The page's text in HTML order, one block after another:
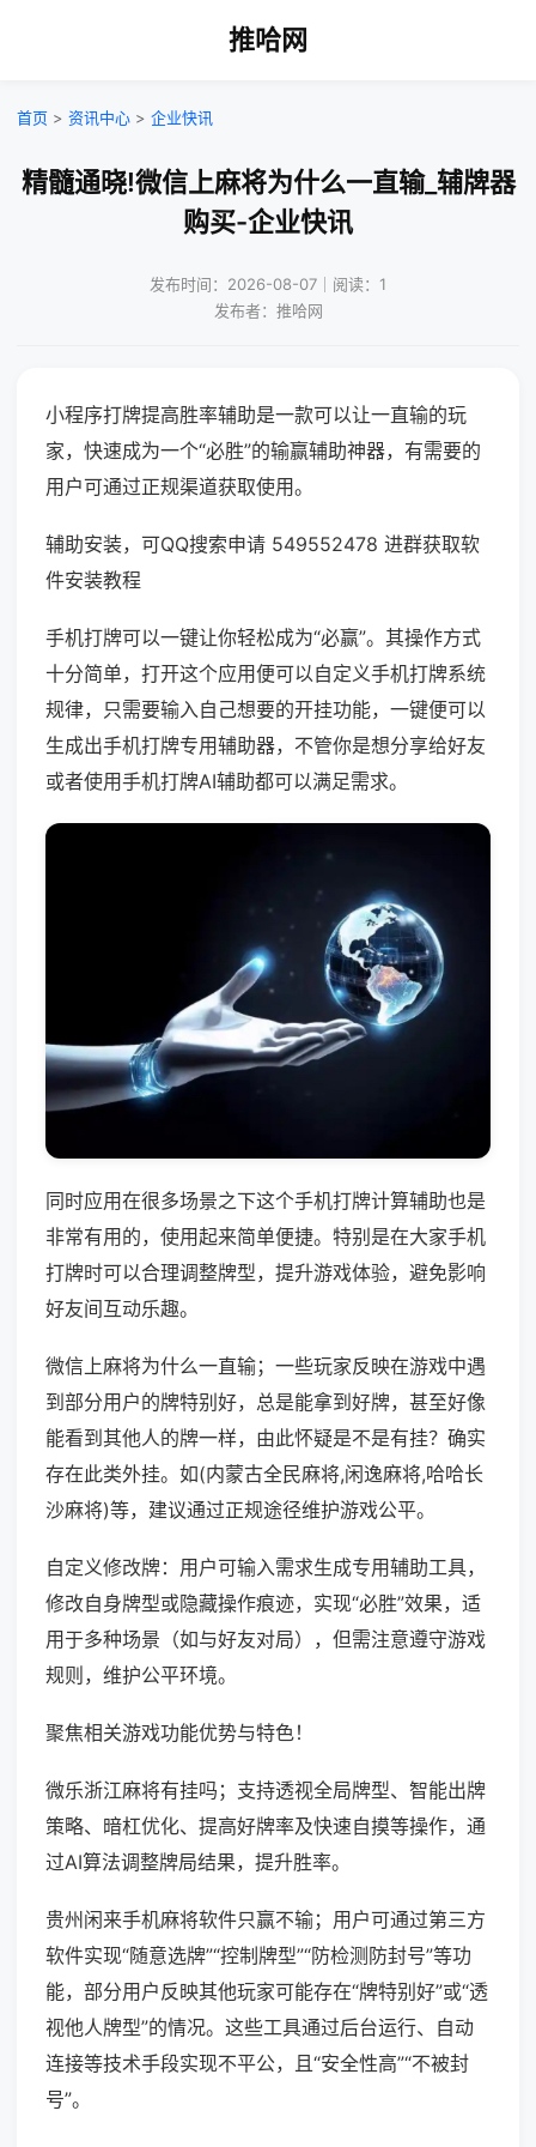
推哈网
首页 > 资讯中心 > 企业快讯
精髓通晓!微信上麻将为什么一直输_辅牌器
购买-企业快讯
发布时间：2026-08-07｜阅读：1
发布者：推哈网
小程序打牌提高胜率辅助是一款可以让一直输的玩
家，快速成为一个“必胜”的输赢辅助神器，有需要的
用户可通过正规渠道获取使用。
辅助安装，可QQ搜索申请 549552478 进群获取软
件安装教程
手机打牌可以一键让你轻松成为“必赢”。其操作方式
十分简单，打开这个应用便可以自定义手机打牌系统
规律，只需要输入自己想要的开挂功能，一键便可以
生成出手机打牌专用辅助器，不管你是想分享给好友
或者使用手机打牌AI辅助都可以满足需求。
同时应用在很多场景之下这个手机打牌计算辅助也是
非常有用的，使用起来简单便捷。特别是在大家手机
打牌时可以合理调整牌型，提升游戏体验，避免影响
好友间互动乐趣。
微信上麻将为什么一直输；一些玩家反映在游戏中遇
到部分用户的牌特别好，总是能拿到好牌，甚至好像
能看到其他人的牌一样，由此怀疑是不是有挂？确实
存在此类外挂。如(内蒙古全民麻将,闲逸麻将,哈哈长
沙麻将)等，建议通过正规途径维护游戏公平。
自定义修改牌：用户可输入需求生成专用辅助工具，
修改自身牌型或隐藏操作痕迹，实现“必胜”效果，适
用于多种场景（如与好友对局），但需注意遵守游戏
规则，维护公平环境。
聚焦相关游戏功能优势与特色！
微乐浙江麻将有挂吗；支持透视全局牌型、智能出牌
策略、暗杠优化、提高好牌率及快速自摸等操作，通
过AI算法调整牌局结果，提升胜率。
贵州闲来手机麻将软件只赢不输；用户可通过第三方
软件实现“随意选牌”“控制牌型”“防检测防封号”等功
能，部分用户反映其他玩家可能存在“牌特别好”或“透
视他人牌型”的情况。这些工具通过后台运行、自动
连接等技术手段实现不平公，且“安全性高”“不被封
号”。